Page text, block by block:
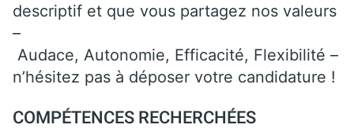
descriptif et que vous partagez nos valeurs
–
Audace, Autonomie, Efficacité, Flexibilité –
n’hésitez pas à déposer votre candidature !
COMPÉTENCES RECHERCHÉES